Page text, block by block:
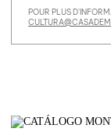
POUR PLUS